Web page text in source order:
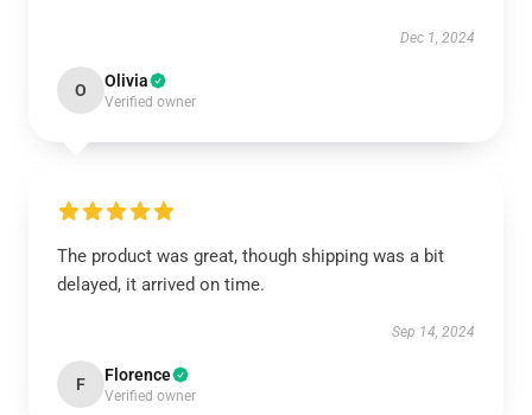
Dec 1, 2024
O Olivia
Verified owner
The product was great, though shipping was a bit
delayed, it arrived on time.
Sep 14, 2024
F Florence
Verified owner